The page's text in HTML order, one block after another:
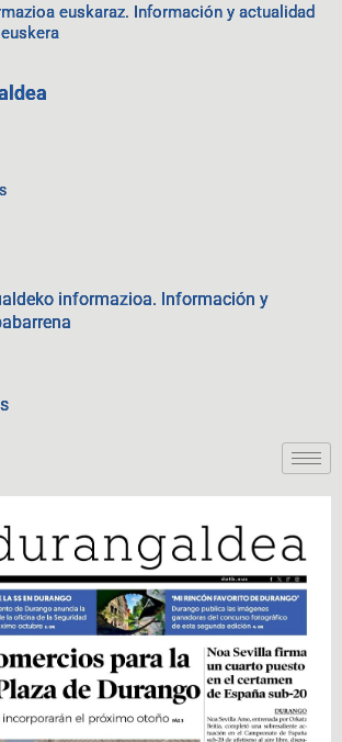
euskaraz. Información y actualidad
informazioa. Información y